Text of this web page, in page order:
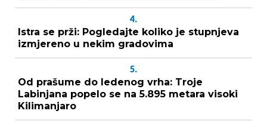
4.
Istra se prži: Pogledajte koliko je stupnjeva
izmjereno u nekim gradovima
5.
Od prašume do ledenog vrha: Troje
Labinjana popelo se na 5.895 metara visoki
Kilimanjaro